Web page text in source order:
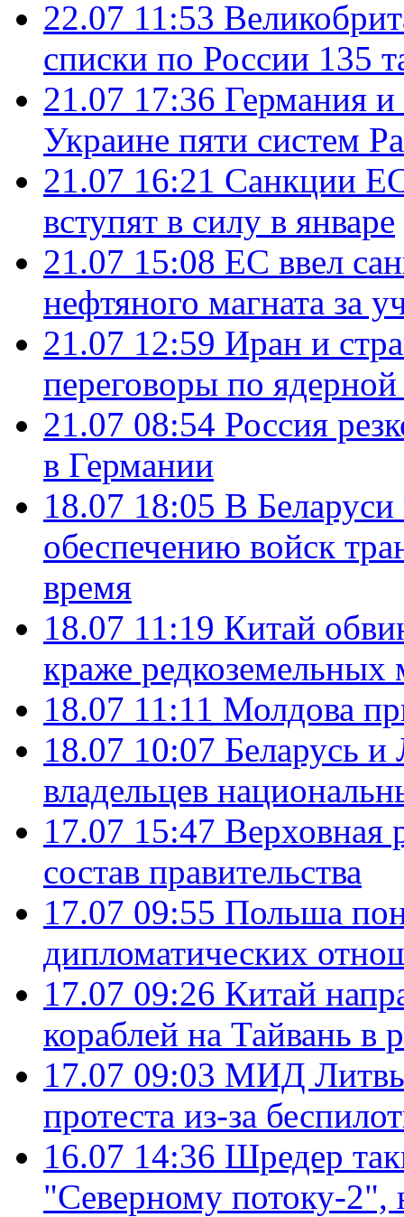
22.07 11:53
списки по России 135
21.07 17:36 Германия
Украине пяти систем
21.07 16:21 Санкции
вступят в силу в январе
21.07 15:08 ЕС ввел
нефтяного магната за
21.07 12:59 Иран и
переговоры по
21.07 08:54 Россия
в Германии
18.07 18:05 В
обеспечению войск
время
18.07 11:19 Китай
краже редкоземельных
18.07 11:11 Молдова
18.07 10:07 Беларусь
владельцев
17.07 15:47 Верховная
состав правительства
17.07 09:55 Польша
дипломатических
17.07 09:26 Китай
кораблей на Тайвань в
17.07 09:03 МИД Литвы
протеста из-за
16.07 14:36 Шредер
"Северному потоку-2",